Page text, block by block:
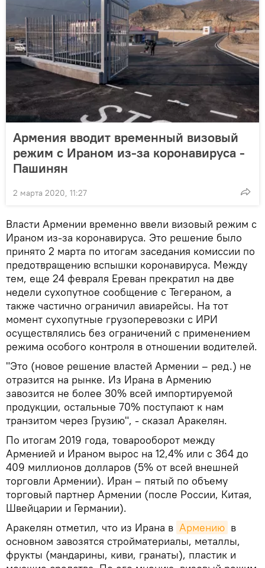
Армения вводит временный визовый
режим с Ираном из-за коронавируса -
Пашинян
2 марта 2020, 11:27
Власти Армении временно ввели визовый режим с
Ираном из-за коронавируса. Это решение было
принято 2 марта по итогам заседания комиссии по
предотвращению вспышки коронавируса. Между
тем, еще 24 февраля Ереван прекратил на две
недели сухопутное сообщение с Тегераном, а
также частично ограничил авиарейсы. На тот
момент сухопутные грузоперевозки с ИРИ
осуществлялись без ограничений с применением
режима особого контроля в отношении водителей.
"Это (новое решение властей Армении – ред.) не
отразится на рынке. Из Ирана в Армению
завозится не более 30% всей импортируемой
продукции, остальные 70% поступают к нам
транзитом через Грузию", - сказал Аракелян.
По итогам 2019 года, товарооборот между
Арменией и Ираном вырос на 12,4% или с 364 до
409 миллионов долларов (5% от всей внешней
торговли Армении). Иран – пятый по объему
торговый партнер Армении (после России, Китая,
Швейцарии и Германии).
Аракелян отметил, что из Ирана в Армению в
основном завозятся стройматериалы, металлы,
фрукты (мандарины, киви, гранаты), пластик и